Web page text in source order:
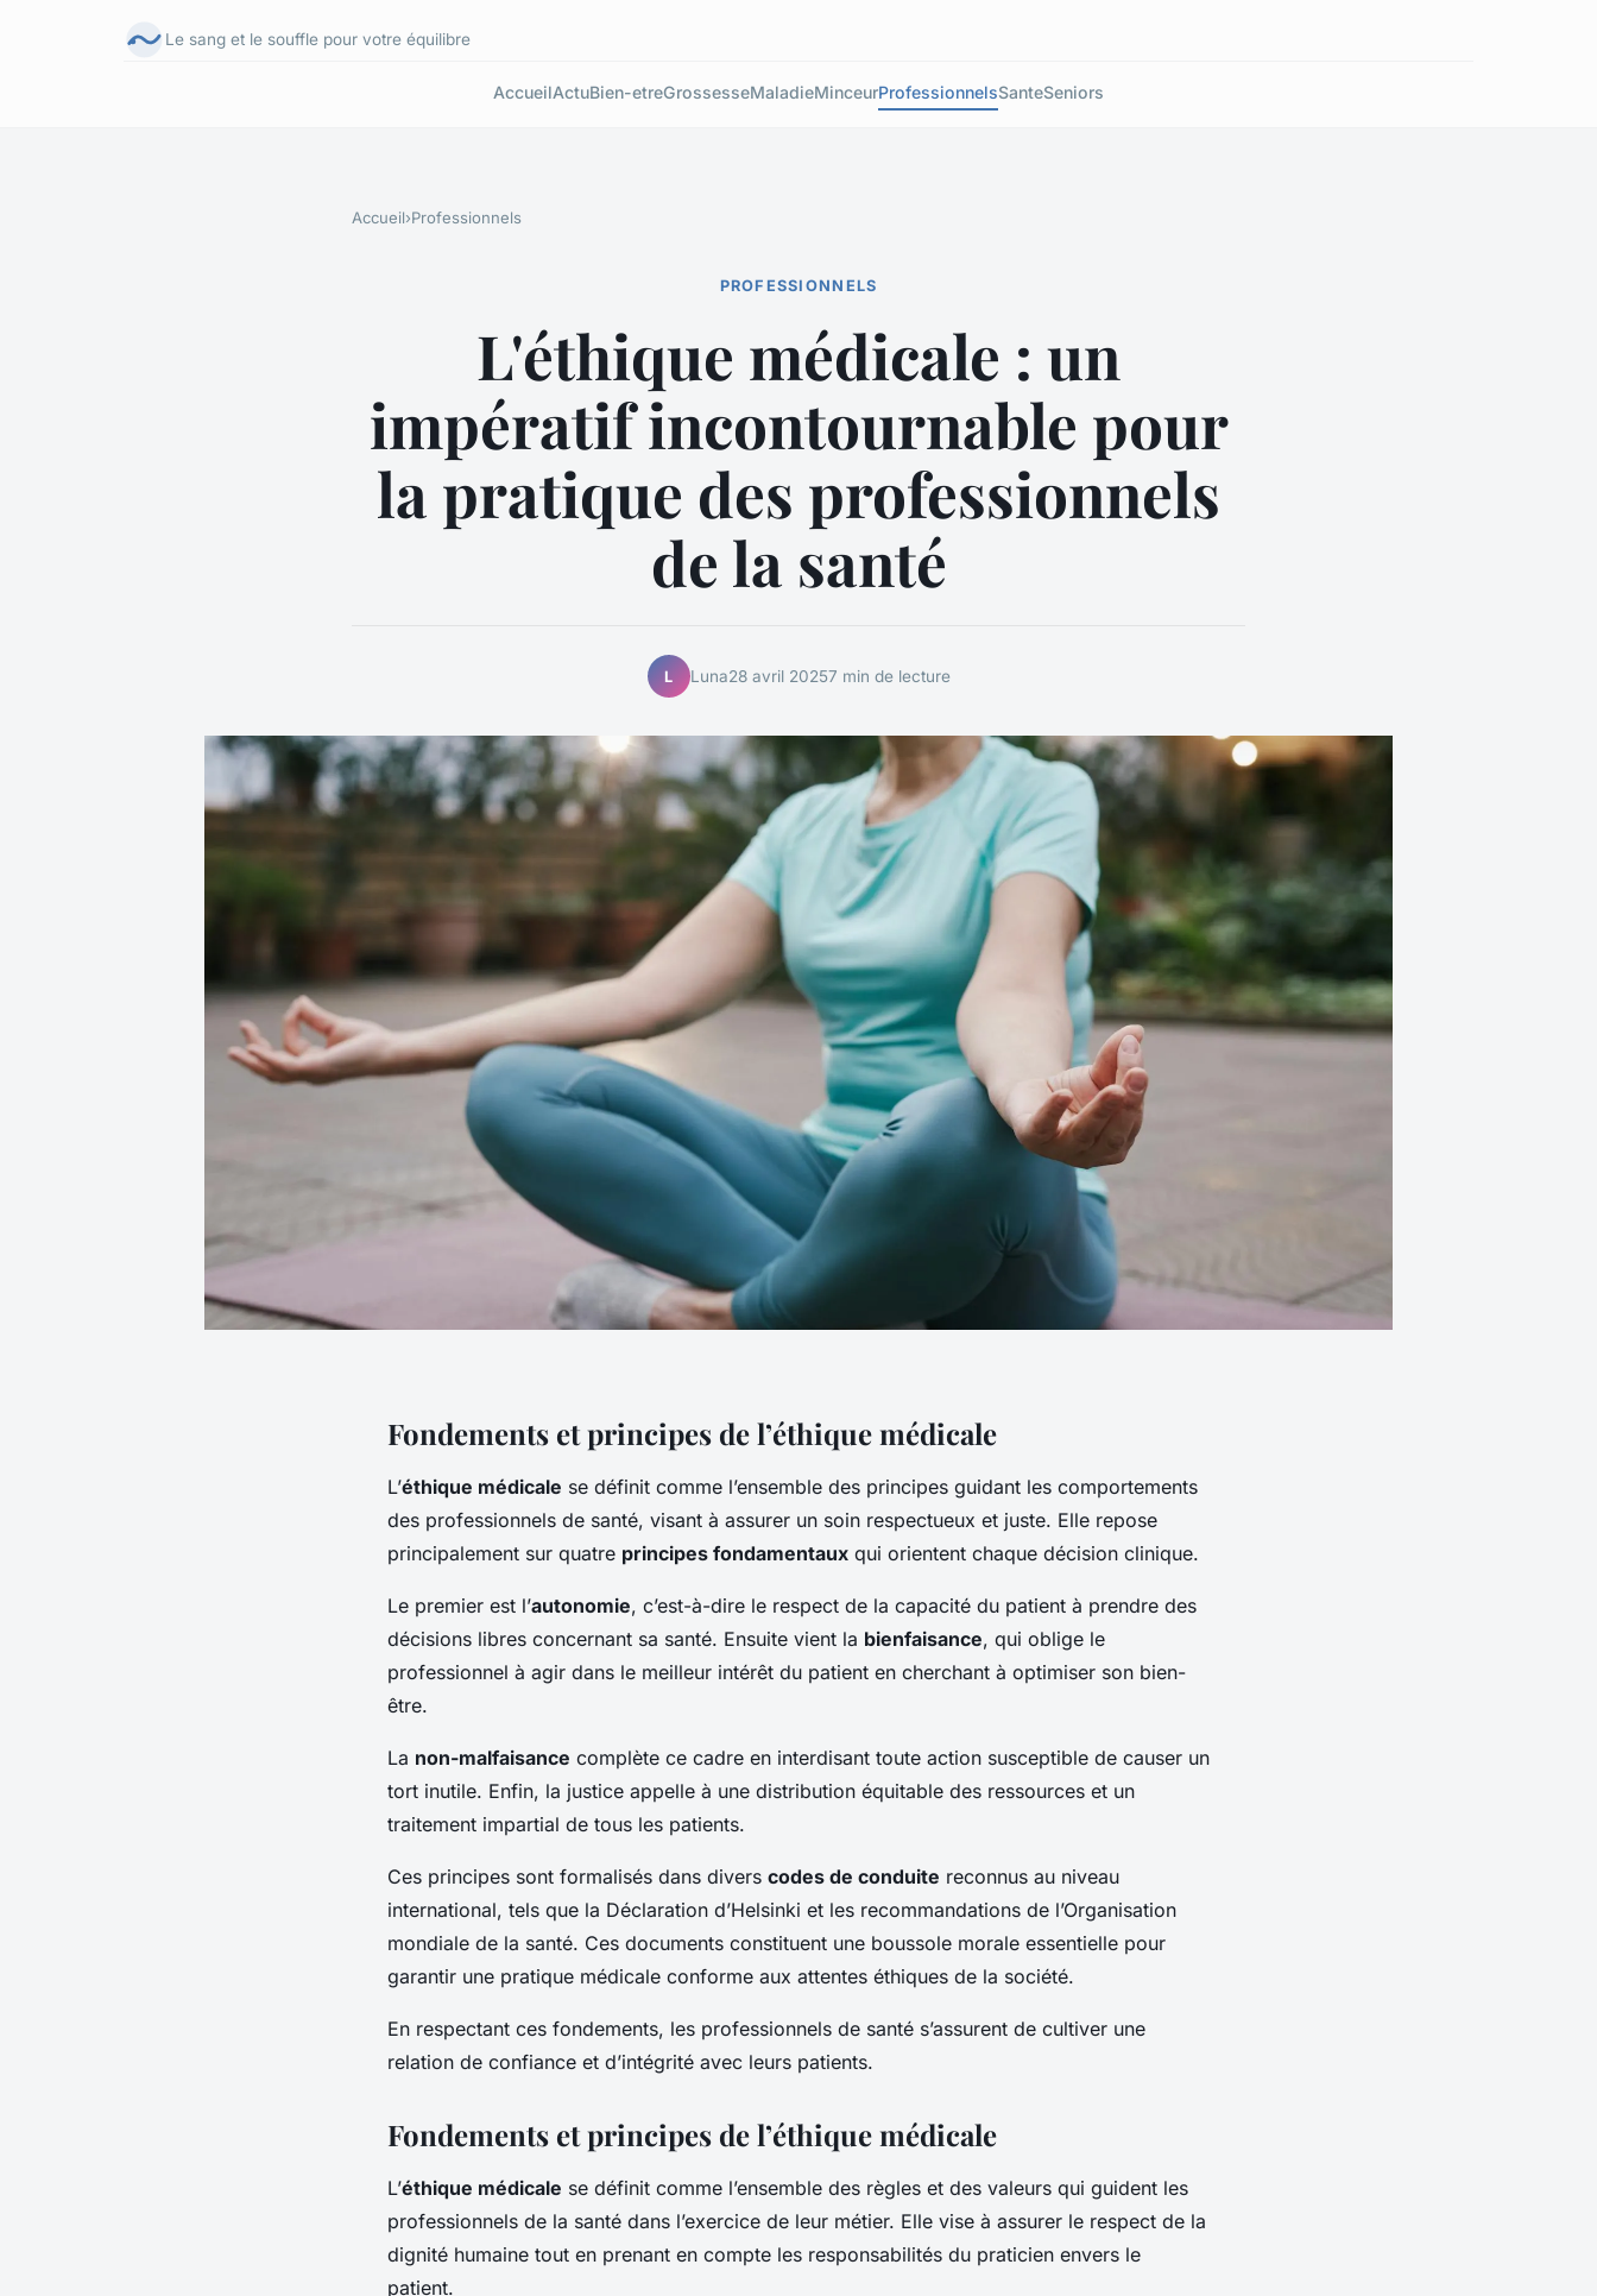
Le sang et le souffle pour votre équilibre
AccueilActuBien-etreGrossesseMaladieMinceurProfessionnelsSanteSeniors
Accueil›Professionnels
PROFESSIONNELS
L'éthique médicale : un
impératif incontournable pour
la pratique des professionnels
de la santé
L Luna28 avril 20257 min de lecture
Fondements et principes de l’éthique médicale
L’éthique médicale se définit comme l’ensemble des principes guidant les comportements
des professionnels de santé, visant à assurer un soin respectueux et juste. Elle repose
principalement sur quatre principes fondamentaux qui orientent chaque décision clinique.
Le premier est l’autonomie, c’est-à-dire le respect de la capacité du patient à prendre des
décisions libres concernant sa santé. Ensuite vient la bienfaisance, qui oblige le
professionnel à agir dans le meilleur intérêt du patient en cherchant à optimiser son bien-
être.
La non-malfaisance complète ce cadre en interdisant toute action susceptible de causer un
tort inutile. Enfin, la justice appelle à une distribution équitable des ressources et un
traitement impartial de tous les patients.
Ces principes sont formalisés dans divers codes de conduite reconnus au niveau
international, tels que la Déclaration d’Helsinki et les recommandations de l’Organisation
mondiale de la santé. Ces documents constituent une boussole morale essentielle pour
garantir une pratique médicale conforme aux attentes éthiques de la société.
En respectant ces fondements, les professionnels de santé s’assurent de cultiver une
relation de confiance et d’intégrité avec leurs patients.
Fondements et principes de l’éthique médicale
L’éthique médicale se définit comme l’ensemble des règles et des valeurs qui guident les
professionnels de la santé dans l’exercice de leur métier. Elle vise à assurer le respect de la
dignité humaine tout en prenant en compte les responsabilités du praticien envers le
patient.